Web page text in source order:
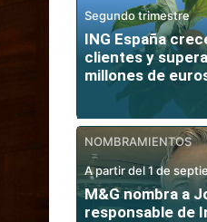
Segundo trimestre
ING España
clientes y
millones de
NOMBRAMIENTOS
A partir del 1 de
M&G nombra a
responsable de